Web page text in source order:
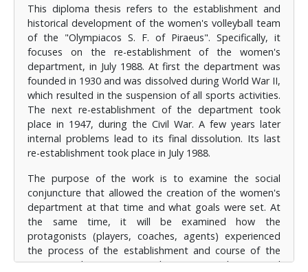
προπονητές, παράγοντες) τη διαδικασία της
συγκρότησης και της πορείας της ομάδας. Για τον
σκοπό αυτόν χρησιμοποιήθηκε η ποιοτική έρευνα με
τη μέθοδο των συνεντεύξεων με πρόσωπα κλειδιά
που διαδραμάτησαν σημαντικό ρόλο.
Από τη μελέτη των ευρυμάτων προκύπτει πως η
επανίδρυση πραγματοποιείται στον χρονικό πόλο
συγκεκριμένων επιτυχιών στον αθλητισμό, με την
ταυτόχρονη έλευση του Γιώργου Κοσκωτά και την
έλλειψη γυναικείων ομάδων πετοσφαίρισης στην
περιοχή του Πειραιά. Ταυτόχρονα αναδεικνύεται ο
λόγος που οι πρωταγωνιστές εμπλέκονται με την
ομάδα του Ο.Σ.Φ.Π., τα οφέλη που αποκομίζουν, τα
βιώματα και τα συναισθήματά τους για τον
σύλλογο.Το τελευταό συμπέρασμα της έρευνας
επικεντρώνεται στη φύση του αθλήματος της
πετοσφαίρισης και αναδεικνύει ότι πρόκρειται για
αθλοπαιδιά, ιδιαίτερα προσφιλή στο γυναικείο
This diploma thesis refers to the establishment and
historical development of the women's volleyball team
of the "Olympiacos S. F. of Piraeus". Specifically, it
focuses on the re-establishment of the women's
department, in July 1988. At first the department was
founded in 1930 and was dissolved during World War II,
which resulted in the suspension of all sports activities.
The next re-establishment of the department took
place in 1947, during the Civil War. A few years later
internal problems lead to its final dissolution. Its last
re-establishment took place in July 1988.
The purpose of the work is to examine the social
conjuncture that allowed the creation of the women's
department at that time and what goals were set. At
the same time, it will be examined how the
protagonists (players, coaches, agents) experienced
the process of the establishment and course of the
team. For this purpose, qualitative research was used